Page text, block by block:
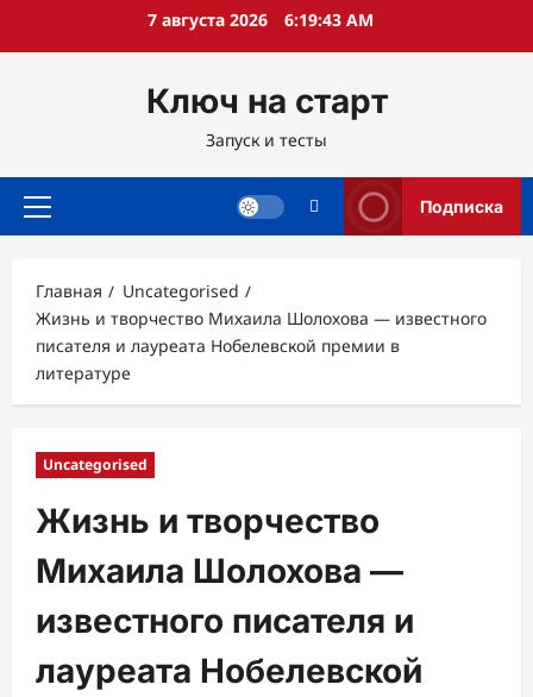
7 августа 2026 6:19:44 AM
Ключ на старт
Запуск и тесты
Основное
Подписка
Главная
Uncategorised
Жизнь и творчество Михаила Шолохова — известного
писателя и лауреата Нобелевской премии в
литературе
Uncategorised
Жизнь и творчество
Михаила Шолохова —
известного писателя и
лауреата Нобелевской